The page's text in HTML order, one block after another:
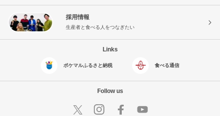
採用情報
生産者と食べる人をつなぎたい
Links
ポケマルふるさと納税 食べる通信
Follow us